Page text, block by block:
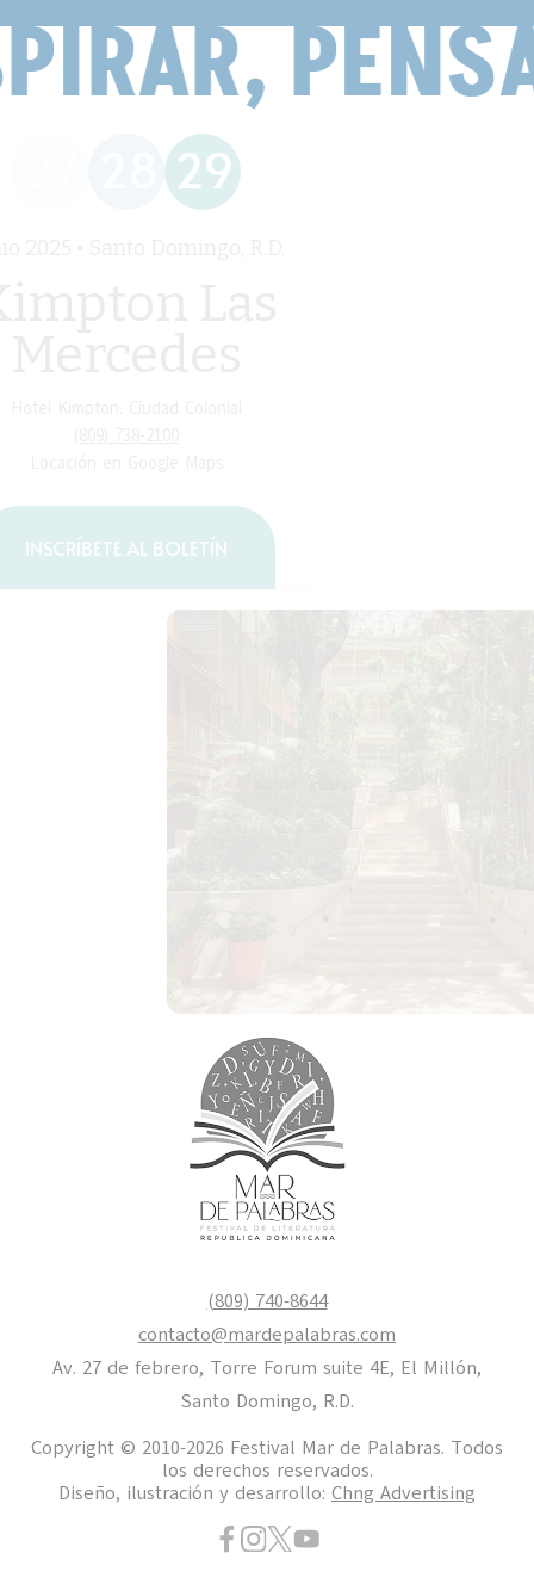
29
INSCRÍBETE AL BOLETÍN
(809) 740-8644
contacto@mardepalabras.com
Av. 27 de febrero, Torre Forum suite 4E, El Millón,
Santo Domingo, R.D.
Copyright © 2010-2026 Festival Mar de Palabras. Todos
los derechos reservados.
Diseño, ilustración y desarrollo: Chng Advertising